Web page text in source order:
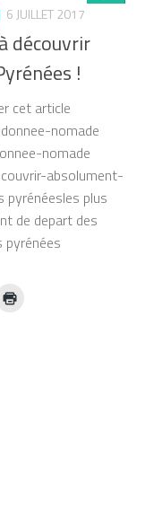
6 JUILLET 2017
découvrir
!
cet article
nomade
nomade
absolument-
pyrénéesles plus
de depart des
pyrénées